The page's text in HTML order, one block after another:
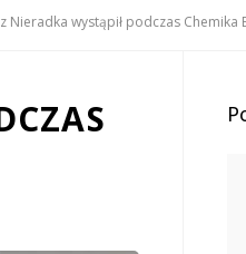
Nieradka wystąpił podczas Chemika